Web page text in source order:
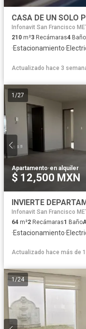
Infonavit San Francisco
210 m²3 Recámaras4
·Estacionamiento·
Actualizado hace 3
1 /27
Apartamento·en alquiler
$ 12,500 MXN
Infonavit San Francisco
64 m²2 Recámaras1 Baño
·Estacionamiento·
Actualizado hace más de
1/24